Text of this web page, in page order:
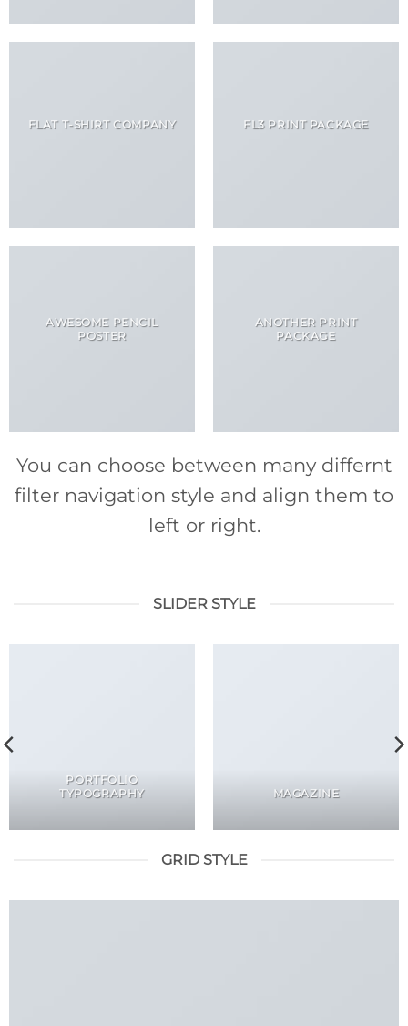
FLAT T-SHIRT COMPANY FL3 PRINT PACKAGE
AWESOME PENCIL
POSTER
ANOTHER PRINT
PACKAGE
You can choose between many differnt
filter navigation style and align them to
left or right.
SLIDER STYLE
PORTFOLIO
TYPOGRAPHY
MAGAZINE
GRID STYLE